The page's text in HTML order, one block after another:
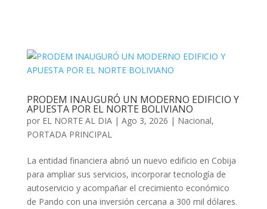
PRODEM INAUGURÓ UN MODERNO EDIFICIO Y
APUESTA POR EL NORTE BOLIVIANO
por EL NORTE AL DIA| Ago 3, 2026 | Nacional,
PORTADA PRINCIPAL
La entidad financiera abrió un nuevo edificio en Cobija
para ampliar sus servicios, incorporar tecnología de
autoservicio y acompañar el crecimiento económico
de Pando con una inversión cercana a 300 mil dólares.